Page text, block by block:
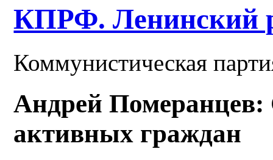
КПРФ. Ленинский
Коммунистическая
Андрей Померанцев:
активных граждан